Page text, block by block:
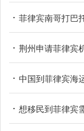
菲律宾南哥打巴
荆州申请菲律宾
中国到菲律宾海
想移民到菲律宾